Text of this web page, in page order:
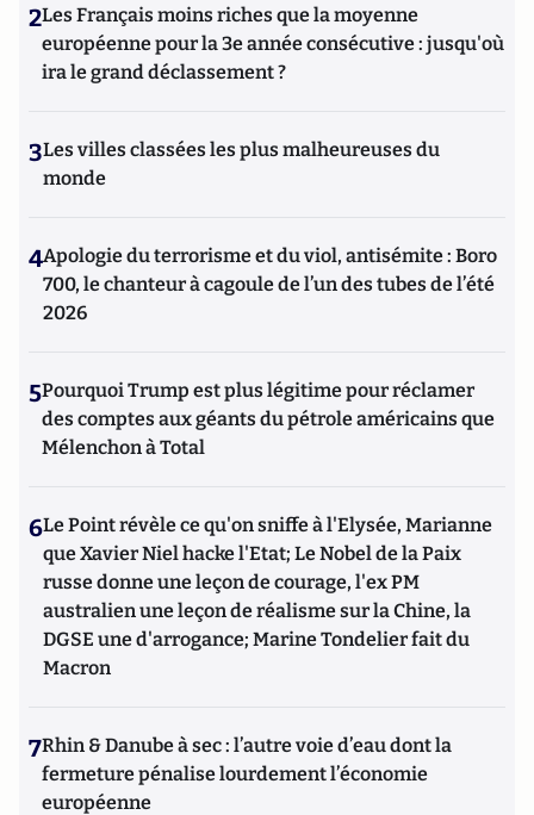
2Les Français moins riches que la moyenne
européenne pour la 3e année consécutive : jusqu'où
ira le grand déclassement ?
3Les villes classées les plus malheureuses du
monde
4Apologie du terrorisme et du viol, antisémite : Boro
700, le chanteur à cagoule de l’un des tubes de l’été
2026
5Pourquoi Trump est plus légitime pour réclamer
des comptes aux géants du pétrole américains que
Mélenchon à Total
6Le Point révèle ce qu'on sniffe à l'Elysée, Marianne
que Xavier Niel hacke l'Etat; Le Nobel de la Paix
russe donne une leçon de courage, l'ex PM
australien une leçon de réalisme sur la Chine, la
DGSE une d'arrogance; Marine Tondelier fait du
Macron
7Rhin & Danube à sec : l’autre voie d’eau dont la
fermeture pénalise lourdement l’économie
européenne